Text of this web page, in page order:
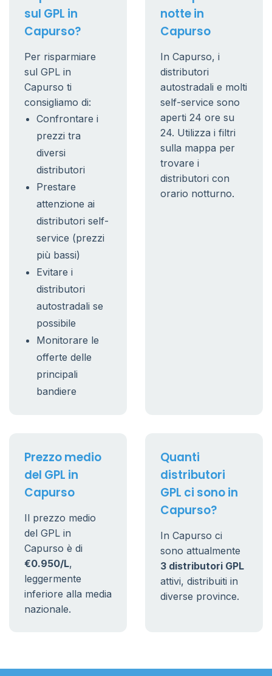
sul GPL in
Capurso?
Per risparmiare
sul GPL in
Capurso ti
consigliamo di:
Confrontare i
prezzi tra
diversi
distributori
Prestare
attenzione ai
distributori self-
service (prezzi
più bassi)
Evitare i
distributori
autostradali se
possibile
Monitorare le
offerte delle
principali
bandiere
notte in
Capurso
In Capurso, i
distributori
autostradali e molti
self-service sono
aperti 24 ore su
24. Utilizza i filtri
sulla mappa per
trovare i
distributori con
orario notturno.
Prezzo medio
del GPL in
Capurso
Il prezzo medio
del GPL in
Capurso è di
€0.950/L,
leggermente
inferiore alla media
nazionale.
Quanti
distributori
GPL ci sono in
Capurso?
In Capurso ci
sono attualmente
3 distributori GPL
attivi, distribuiti in
diverse province.